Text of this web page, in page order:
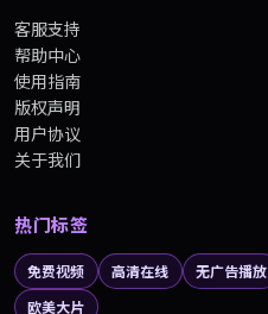
客服支持
帮助中心
使用指南
版权声明
用户协议
关于我们
热门标签
免费视频 高清在线 无广告播放
欧美大片